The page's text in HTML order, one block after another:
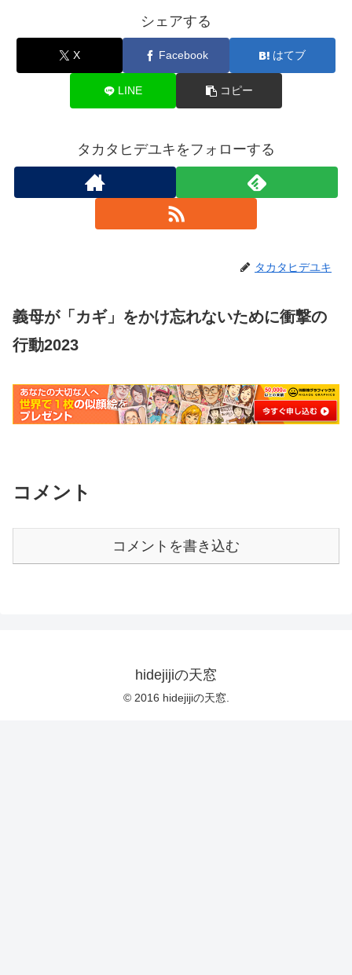
シェアする
X Facebook はてブ
LINE コピー
タカタヒデユキをフォローする
タカタヒデユキ
義母が「カギ」をかけ忘れないために衝撃の
行動2023
コメント
コメントを書き込む
hidejijiの天窓
© 2016 hidejijiの天窓.